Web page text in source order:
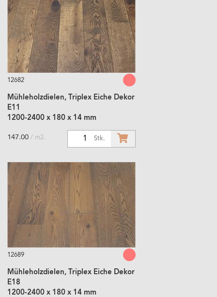
12682
Mühleholzdielen, Triplex Eiche Dekor
E11
1200-2400 x 180 x 14 mm
Stk.
147.00 / m2.
12689
Mühleholzdielen, Triplex Eiche Dekor
E18
1200-2400 x 180 x 14 mm